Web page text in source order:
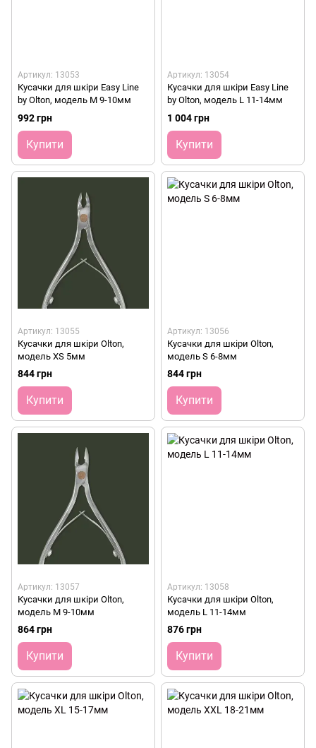
Артикул: 13053
Кусачки для шкіри Easy Line
by Olton, модель M 9-10мм
992 грн
Купити
Артикул: 13054
Кусачки для шкіри Easy Line
by Olton, модель L 11-14мм
1 004 грн
Купити
Артикул: 13055
Кусачки для шкіри Olton,
модель XS 5мм
844 грн
Купити
Артикул: 13056
Кусачки для шкіри Olton,
модель S 6-8мм
844 грн
Купити
Артикул: 13057
Кусачки для шкіри Olton,
модель M 9-10мм
864 грн
Купити
Артикул: 13058
Кусачки для шкіри Olton,
модель L 11-14мм
876 грн
Купити